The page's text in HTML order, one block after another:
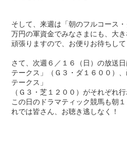
そして、来週は「朝のフルコース
万円の軍資金でみなさまにも、大
頑張りますので、お便りお待ちして
さて、次週６／１６（日）の放送
テークス」（Ｇ３・ダ１６００）
テークス」
（Ｇ３・芝１２００）がそれぞれ行
この日のドラマティック競馬も朝
れでは皆さん、お聴き逃しなく！